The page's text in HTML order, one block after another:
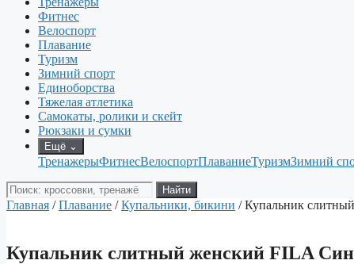
Фитнес
Велоспорт
Плавание
Туризм
Зимний спорт
Единоборства
Тяжелая атлетика
Самокаты, ролики и скейт
Рюкзаки и сумки
Ещё ⌄
ТренажерыФитнесВелоспортПлаваниеТуризмЗимний
Поиск
товаров
Найти
Главная /Плавание /Купальники, бикини / Купальник
Купальник слитный женский FILA